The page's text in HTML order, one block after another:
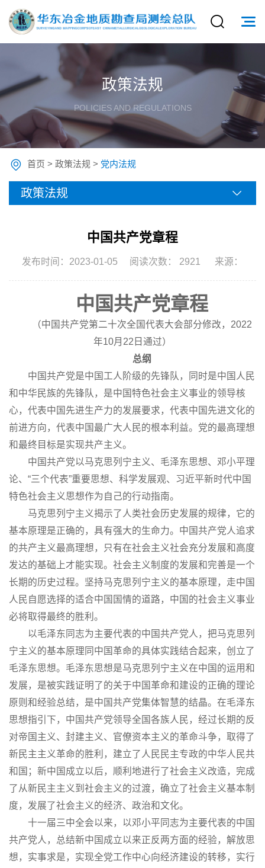
政策法规
POLICIES AND REGULATIONS
首页 > 政策法规 > 党内法规
政策法规
中国共产党章程
发布时间：2023-01-05 阅读次数： 2921 来源：
中国共产党章程
（中国共产党第二十次全国代表大会部分修改，2022
年10月22日通过）
总纲
中国共产党是中国工人阶级的先锋队，同时是中国人民
和中华民族的先锋队，是中国特色社会主义事业的领导核
心，代表中国先进生产力的发展要求，代表中国先进文化的
前进方向，代表中国最广大人民的根本利益。党的最高理想
和最终目标是实现共产主义。
中国共产党以马克思列宁主义、毛泽东思想、邓小平理
论、“三个代表”重要思想、科学发展观、习近平新时代中国
特色社会主义思想作为自己的行动指南。
马克思列宁主义揭示了人类社会历史发展的规律，它的
基本原理是正确的，具有强大的生命力。中国共产党人追求
的共产主义最高理想，只有在社会主义社会充分发展和高度
发达的基础上才能实现。社会主义制度的发展和完善是一个
长期的历史过程。坚持马克思列宁主义的基本原理，走中国
人民自愿选择的适合中国国情的道路，中国的社会主义事业
必将取得最终的胜利。
以毛泽东同志为主要代表的中国共产党人，把马克思列
宁主义的基本原理同中国革命的具体实践结合起来，创立了
毛泽东思想。毛泽东思想是马克思列宁主义在中国的运用和
发展，是被实践证明了的关于中国革命和建设的正确的理论
原则和经验总结，是中国共产党集体智慧的结晶。在毛泽东
思想指引下，中国共产党领导全国各族人民，经过长期的反
对帝国主义、封建主义、官僚资本主义的革命斗争，取得了
新民主主义革命的胜利，建立了人民民主专政的中华人民共
和国；新中国成立以后，顺利地进行了社会主义改造，完成
了从新民主主义到社会主义的过渡，确立了社会主义基本制
度，发展了社会主义的经济、政治和文化。
十一届三中全会以来，以邓小平同志为主要代表的中国
共产党人，总结新中国成立以来正反两方面的经验，解放思
想，实事求是，实现全党工作中心向经济建设的转移，实行